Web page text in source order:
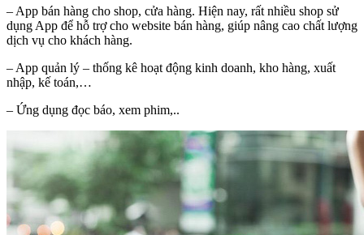
– App bán hàng cho shop, cửa hàng. Hiện nay, rất nhiều shop sử
dụng App để hỗ trợ cho website bán hàng, giúp nâng cao chất lượng
dịch vụ cho khách hàng.
– App quản lý – thống kê hoạt động kinh doanh, kho hàng, xuất
nhập, kế toán,…
– Ứng dụng đọc báo, xem phim,..